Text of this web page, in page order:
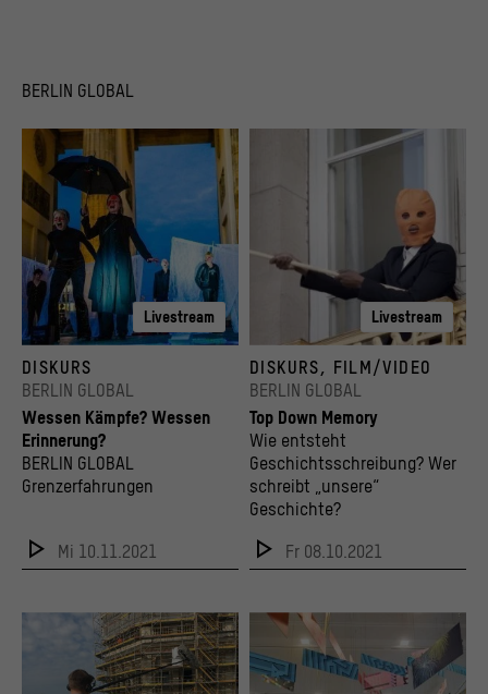
BERLIN GLOBAL
Livestream
© Dziewuchy Berlin
DISKURS
BERLIN GLOBAL
Wessen Kämpfe? Wessen
Erinnerung?
BERLIN GLOBAL
Grenzerfahrungen
Mi 10.11.2021
Livestream
© Daniel Theiler
DISKURS, FILM/VIDEO
BERLIN GLOBAL
Top Down Memory
Wie entsteht
Geschichtsschreibung? Wer
schreibt „unsere“
Geschichte?
Fr 08.10.2021